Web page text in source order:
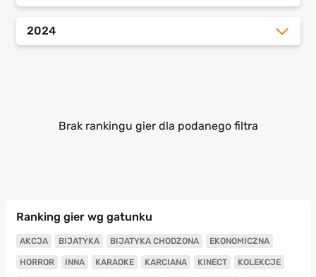
2024
Brak rankingu gier dla podanego filtra
Ranking gier wg gatunku
AKCJA BIJATYKA BIJATYKA CHODZONA EKONOMICZNA
HORROR INNA KARAOKE KARCIANA KINECT KOLEKCJE